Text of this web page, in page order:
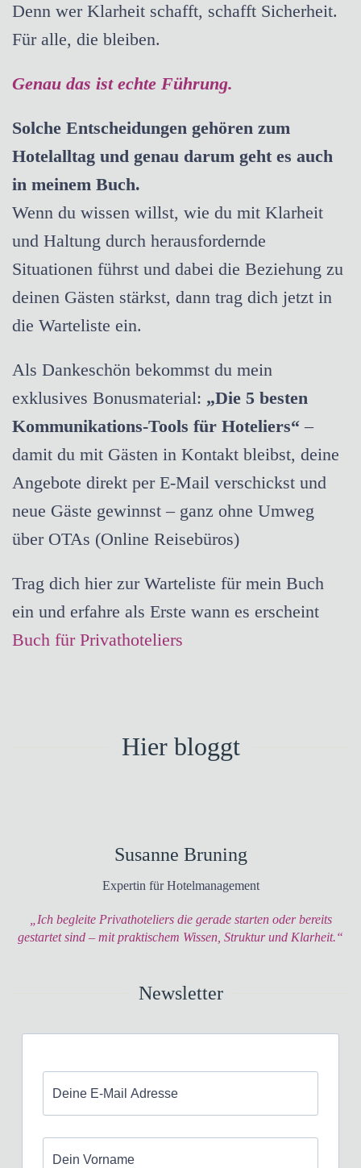
Denn wer Klarheit schafft, schafft Sicherheit.
Für alle, die bleiben.
Genau das ist echte Führung.
Solche Entscheidungen gehören zum
Hotelalltag und genau darum geht es auch
in meinem Buch.
Wenn du wissen willst, wie du mit Klarheit
und Haltung durch herausfordernde
Situationen führst und dabei die Beziehung zu
deinen Gästen stärkst, dann trag dich jetzt in
die Warteliste ein.
Als Dankeschön bekommst du mein
exklusives Bonusmaterial: „Die 5 besten
Kommunikations-Tools für Hoteliers“ –
damit du mit Gästen in Kontakt bleibst, deine
Angebote direkt per E-Mail verschickst und
neue Gäste gewinnst – ganz ohne Umweg
über OTAs (Online Reisebüros)
Trag dich hier zur Warteliste für mein Buch
ein und erfahre als Erste wann es erscheint
Buch für Privathoteliers
Hier bloggt
Susanne Bruning
Expertin für Hotelmanagement
„Ich begleite Privathoteliers die gerade starten oder bereits
gestartet sind – mit praktischem Wissen, Struktur und Klarheit.“
Newsletter